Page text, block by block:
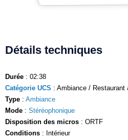
Détails techniques
Durée : 02:38
Catégorie UCS : Ambiance / Restaurant
Type : Ambiance
Mode : Stéréophonique
Disposition des micros : ORTF
Conditions : Intérieur